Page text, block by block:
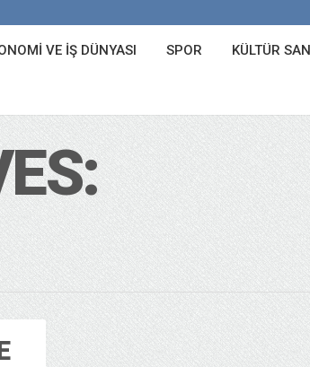
VE İŞ DÜNYASI SPOR KÜLTÜR